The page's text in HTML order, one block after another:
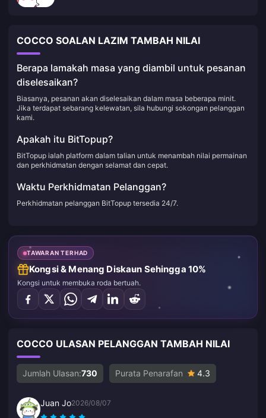
COCCO SOALAN LAZIM TAMBAH NILAI
Berapa lamakah masa yang diambil untuk pesanan
diselesaikan?
Biasanya, pesanan akan diselesaikan dalam masa beberapa minit.
Jika terdapat sebarang kelewatan, sila hubungi sokongan pelanggan
kami.
Apakah itu BitTopup?
BitTopup ialah platform dalam talian untuk menambah nilai permainan
dan perkhidmatan dengan selamat dan cepat.
Waktu Perkhidmatan Pelanggan?
Perkhidmatan pelanggan BitTopup tersedia 24/7.
TAWARAN TERHAD
Kongsi & Menang Diskaun Sehingga 10%
Kongsi untuk membuka roda bertuah.
COCCO ULASAN PELANGGAN TAMBAH NILAI
Jumlah Ulasan:730 Purata Penarafan 4.3
Juan Jo2026/08/07